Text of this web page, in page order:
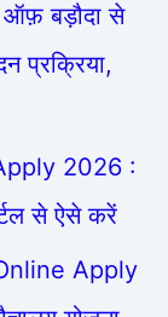
बड़ौदा से
प्रक्रिया,
2026 :
से ऐसे करें
Apply